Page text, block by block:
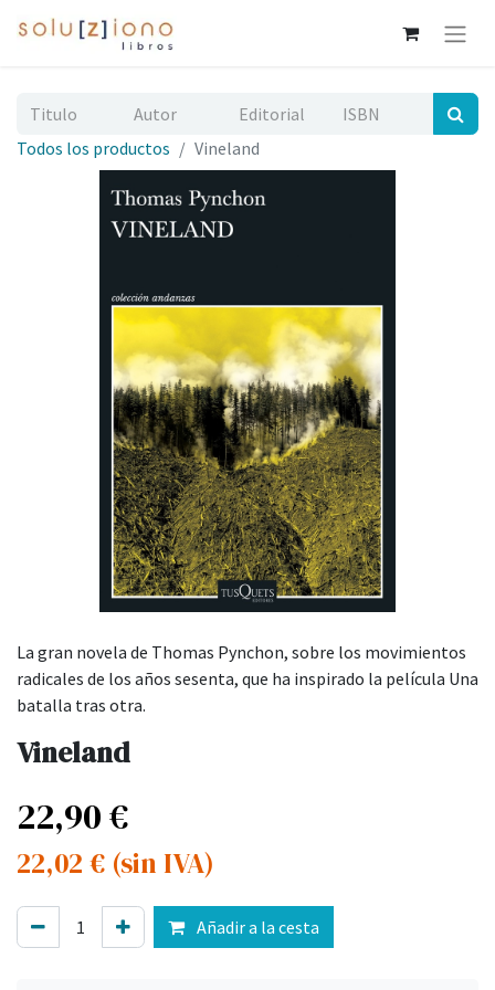
Todos los productos Vineland
La gran novela de Thomas Pynchon, sobre los movimientos
radicales de los años sesenta, que ha inspirado la película Una
batalla tras otra.
Vineland
22,90€
22,02 € (sin IVA)
Añadir a la cesta